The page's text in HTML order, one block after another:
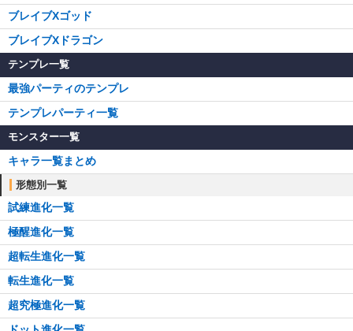
ブレイブXゴッド
ブレイブXドラゴン
テンプレ一覧
最強パーティのテンプレ
テンプレパーティ一覧
モンスター一覧
キャラ一覧まとめ
形態別一覧
試練進化一覧
極醒進化一覧
超転生進化一覧
転生進化一覧
超究極進化一覧